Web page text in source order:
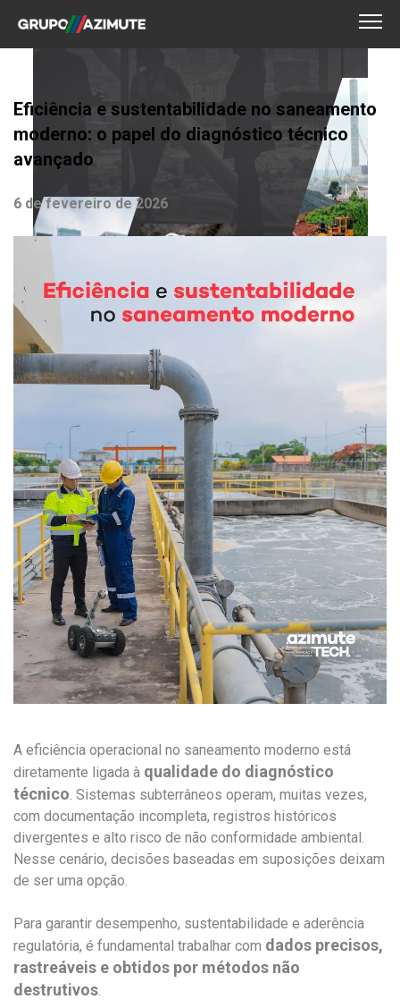
Eficiência e sustentabilidade no saneamento
moderno: o papel do diagnóstico técnico
avançado
6 de fevereiro de 2026
A eficiência operacional no saneamento moderno está
diretamente ligada à qualidade do diagnóstico
técnico . Sistemas subterrâneos operam, muitas vezes,
com documentação incompleta, registros históricos
divergentes e alto risco de não conformidade ambiental.
Nesse cenário, decisões baseadas em suposições deixam
de ser uma opção.
Para garantir desempenho, sustentabilidade e aderência
regulatória, é fundamental trabalhar com dados precisos,
rastreáveis e obtidos por métodos não
destrutivos